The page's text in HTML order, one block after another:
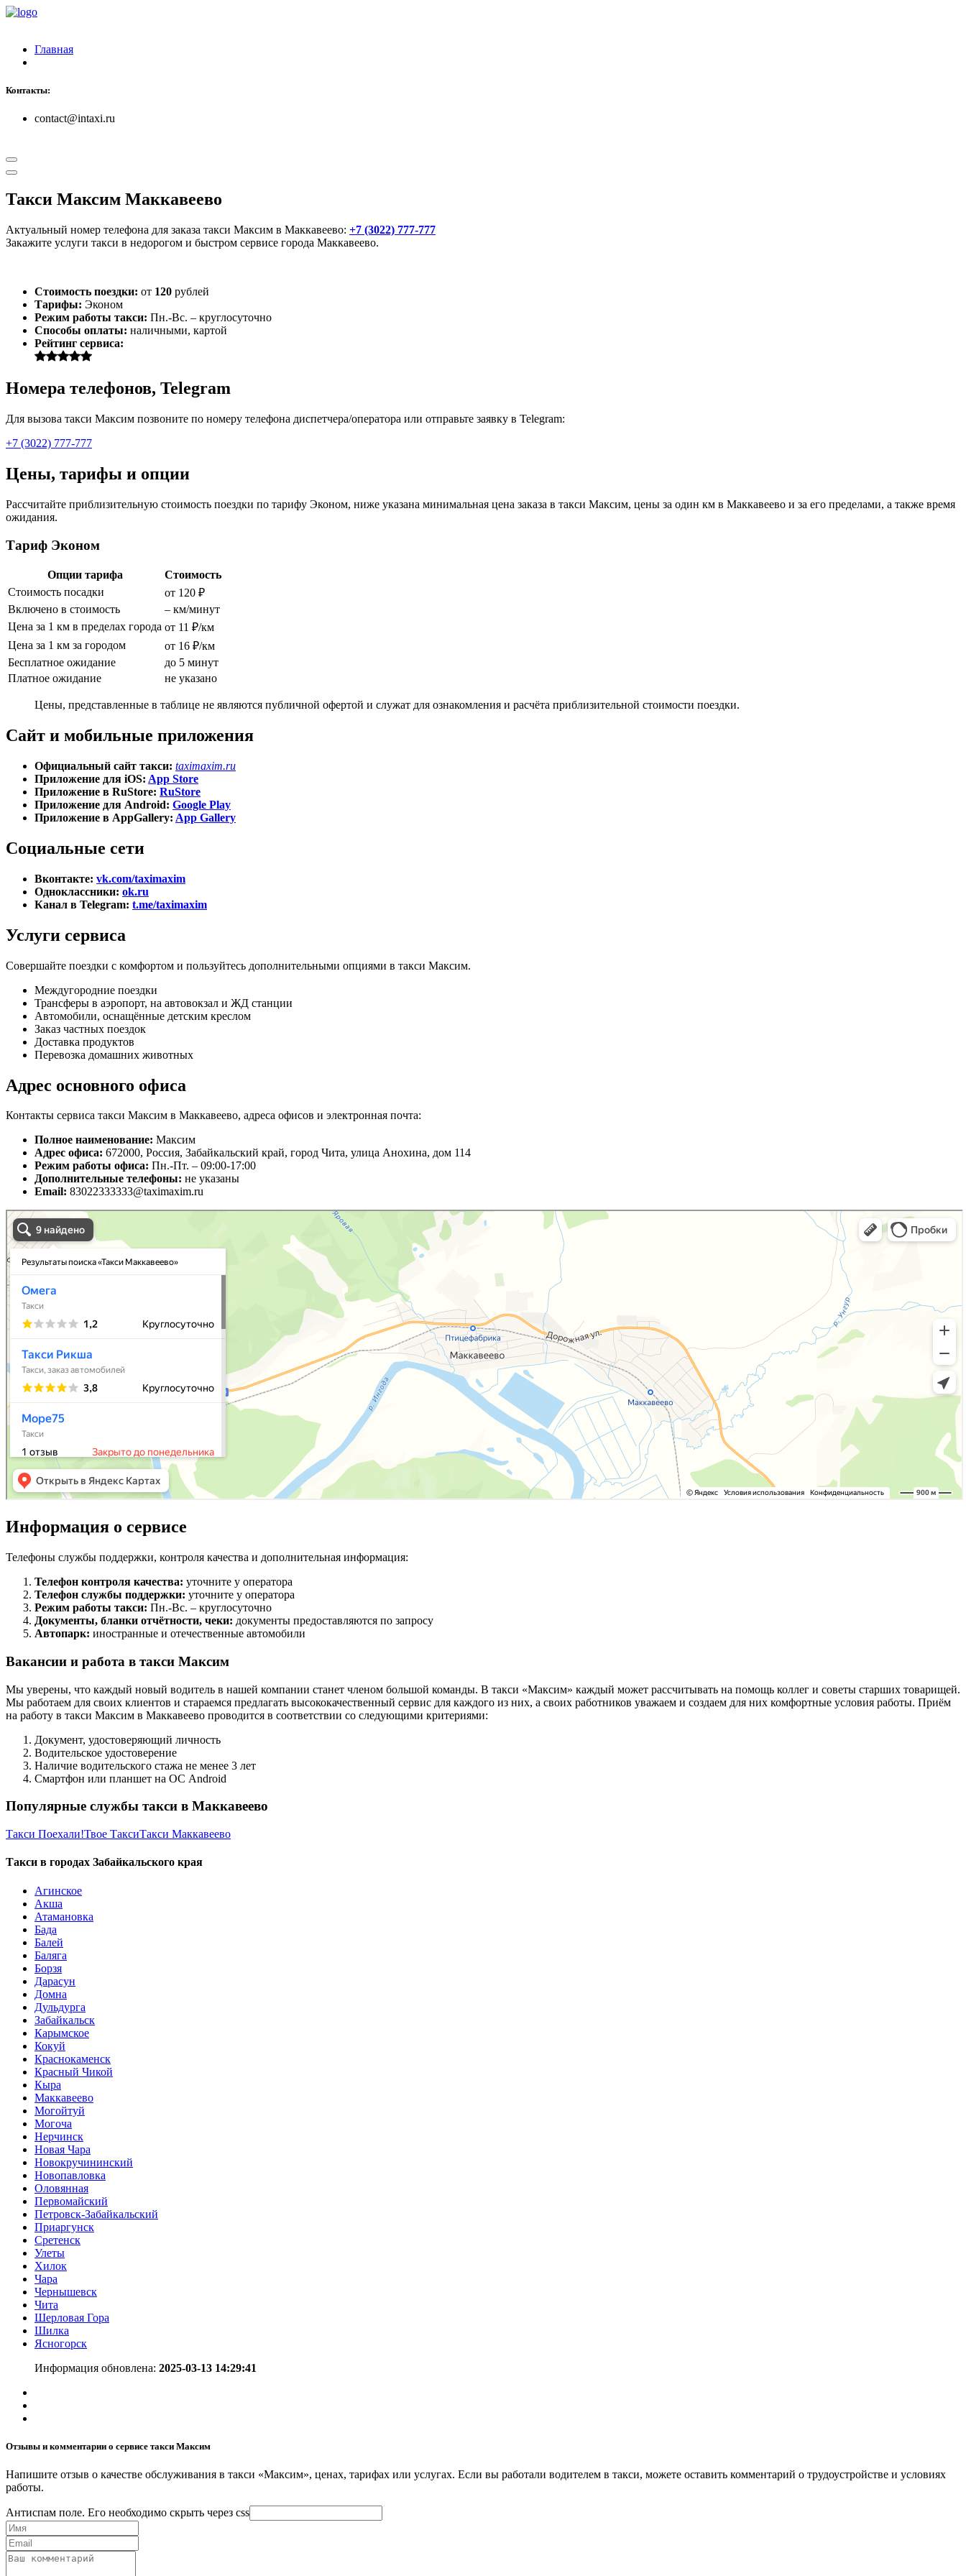
Главная
Контакты:
contact@intaxi.ru
Такси Максим Маккавеево
Актуальный номер телефона для заказа такси Максим в Маккавеево: +7 (3022) 777-777
Закажите услуги такси в недорогом и быстром сервисе города Маккавеево.
Стоимость поездки: от 120 рублей
Тарифы: Эконом
Режим работы такси: Пн.-Вс. – круглосуточно
Способы оплаты: наличными, картой
Рейтинг сервиса:
Номера телефонов, Telegram
Для вызова такси Максим позвоните по номеру телефона диспетчера/оператора или отправьте заявку в Telegram:
+7 (3022) 777-777
Цены, тарифы и опции
Рассчитайте приблизительную стоимость поездки по тарифу Эконом, ниже указана минимальная цена заказа в такси Максим, цены за один км в Маккавеево и за его пределами, а также время
ожидания.
Тариф Эконом
Опции тарифа
Стоимость
Стоимость посадки
от 120 ₽
Включено в стоимость
– км/минут
Цена за 1 км в пределах города от 11 ₽/км
Цена за 1 км за городом
от 16 ₽/км
Бесплатное ожидание
до 5 минут
Платное ожидание
не указано
Цены, представленные в таблице не являются публичной офертой и служат для ознакомления и расчёта приблизительной стоимости поездки.
Сайт и мобильные приложения
Официальный сайт такси: taximaxim.ru
Приложение для iOS: App Store
Приложение в RuStore: RuStore
Приложение для Android: Google Play
Приложение в AppGallery: App Gallery
Социальные сети
Вконтакте: vk.com/taximaxim
Одноклассники: ok.ru
Канал в Telegram: t.me/taximaxim
Услуги сервиса
Совершайте поездки с комфортом и пользуйтесь дополнительными опциями в такси Максим.
Междугородние поездки
Трансферы в аэропорт, на автовокзал и ЖД станции
Автомобили, оснащённые детским креслом
Заказ частных поездок
Доставка продуктов
Перевозка домашних животных
Адрес основного офиса
Контакты сервиса такси Максим в Маккавеево, адреса офисов и электронная почта:
Полное наименование: Максим
Адрес офиса: 672000, Россия, Забайкальский край, город Чита, улица Анохина, дом 114
Режим работы офиса: Пн.-Пт. – 09:00-17:00
Дополнительные телефоны: не указаны
Email: 83022333333@taximaxim.ru
Информация о сервисе
Телефоны службы поддержки, контроля качества и дополнительная информация:
Телефон контроля качества: уточните у оператора
Телефон службы поддержки: уточните у оператора
Режим работы такси: Пн.-Вс. – круглосуточно
Документы, бланки отчётности, чеки: документы предоставляются по запросу
Автопарк: иностранные и отечественные автомобили
Вакансии и работа в такси Максим
Мы уверены, что каждый новый водитель в нашей компании станет членом большой команды. В такси «Максим» каждый может рассчитывать на помощь коллег и советы старших товарищей.
Мы работаем для своих клиентов и стараемся предлагать высококачественный сервис для каждого из них, а своих работников уважаем и создаем для них комфортные условия работы. Приём
на работу в такси Максим в Маккавеево проводится в соответствии со следующими критериями:
Документ, удостоверяющий личность
Водительское удостоверение
Наличие водительского стажа не менее 3 лет
Смартфон или планшет на ОС Android
Популярные службы такси в Маккавеево
Такси Поехали!Твое ТаксиТакси Маккавеево
Такси в городах Забайкальского края
Агинское
Акша
Атамановка
Бада
Балей
Баляга
Борзя
Дарасун
Домна
Дульдурга
Забайкальск
Карымское
Кокуй
Краснокаменск
Красный Чикой
Кыра
Маккавеево
Могойтуй
Могоча
Нерчинск
Новая Чара
Новокручининский
Новопавловка
Оловянная
Первомайский
Петровск-Забайкальский
Приаргунск
Сретенск
Улеты
Хилок
Чара
Чернышевск
Чита
Шерловая Гора
Шилка
Ясногорск
Информация обновлена: 2025-03-13 14:29:41
Отзывы и комментарии о сервисе такси Максим
Напишите отзыв о качестве обслуживания в такси «Максим», ценах, тарифах или услугах. Если вы работали водителем в такси, можете оставить комментарий о трудоустройстве и условиях
работы.
Антиспам поле. Его необходимо скрыть через css